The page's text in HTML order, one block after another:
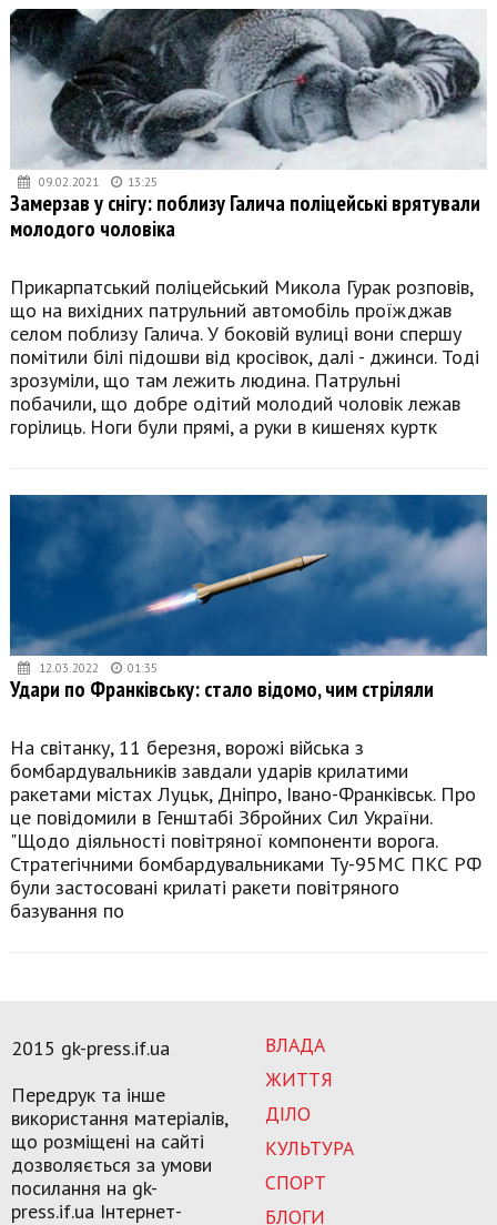
09.02.2021 13:25
Замерзав у снігу: поблизу Галича поліцейські врятували
молодого чоловіка
Прикарпатський поліцейський Микола Гурак розповів,
що на вихідних патрульний автомобіль проїжджав
селом поблизу Галича. У боковій вулиці вони спершу
помітили білі підошви від кросівок, далі - джинси. Тоді
зрозуміли, що там лежить людина. Патрульні
побачили, що добре одітий молодий чоловік лежав
горілиць. Ноги були прямі, а руки в кишенях куртк
12.03.2022 01:35
Удари по Франківську: стало відомо, чим стріляли
На світанку, 11 березня, ворожі війська з
бомбардувальників завдали ударів крилатими
ракетами містах Луцьк, Дніпро, Івано-Франківськ. Про
це повідомили в Генштабі Збройних Сил України.
"Щодо діяльності повітряної компоненти ворога.
Стратегічними бомбардувальниками Ту-95МС ПКС РФ
були застосовані крилаті ракети повітряного
базування по
ВЛАДА
ЖИТТЯ
ДІЛО
КУЛЬТУРА
СПОРТ
БЛОГИ
2015 gk-press.if.ua
Передрук та інше
використання матеріалів,
що розміщені на сайті
дозволяється за умови
посилання на gk-
press.if.ua Інтернет-